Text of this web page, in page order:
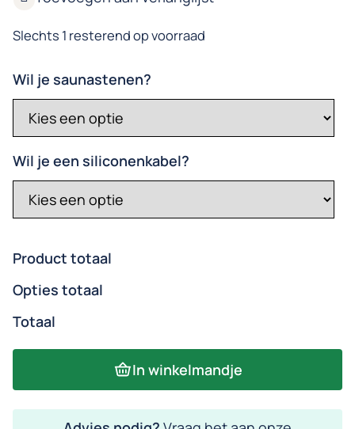
Slechts 1 resterend op voorraad
Wil je saunastenen?
Wil je een siliconenkabel?
Product totaal
Opties totaal
Totaal
Aries
Wall
In winkelmandje